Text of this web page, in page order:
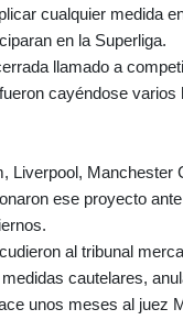
cualquier medida
en la Superliga.
llamado a
cayéndose
Liverpool,
ese proyecto
al tribunal
cautelares,
unos meses al juez